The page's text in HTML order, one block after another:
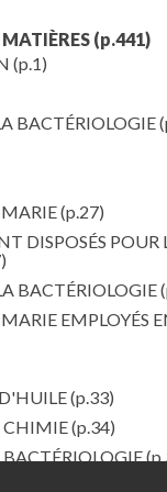
(p.441)
(p.1)
BACTÉRIOLOGIE
MARIE(p.27)
DISPOSÉS POUR
BACTÉRIOLOGIE
EMPLOYÉS
(p.33)
CHIMIE(p.34)